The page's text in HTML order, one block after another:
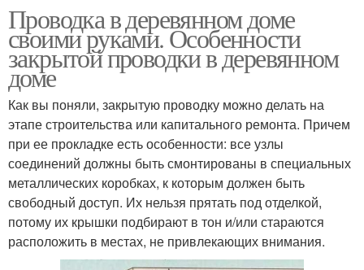
Проводка в деревянном доме
своими руками. Особенности
закрытой проводки в деревянном
доме
Как вы поняли, закрытую проводку можно делать на
этапе строительства или капитального ремонта. Причем
при ее прокладке есть особенности: все узлы
соединений должны быть смонтированы в специальных
металлических коробках, к которым должен быть
свободный доступ. Их нельзя прятать под отделкой,
потому их крышки подбирают в тон и/или стараются
расположить в местах, не привлекающих внимания.